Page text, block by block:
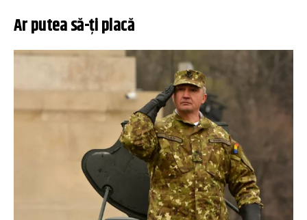
Ar putea să-ți placă